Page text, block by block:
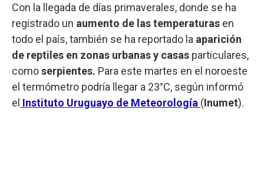
Con la llegada de días primaverales, donde se ha
registrado un aumento de las temperaturas en
todo el país, también se ha reportado la aparición
de reptiles en zonas urbanas y casas particulares,
comoserpientes. Para este martes en el noroeste
el termómetro podría llegar a 23°C, según informó
el Instituto Uruguayo de Meteorología (Inumet).